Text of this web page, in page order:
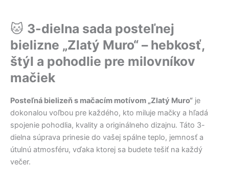
🐱 3-dielna sada posteľnej
bielizne „Zlatý Muro“ – hebkosť,
štýl a pohodlie pre milovníkov
mačiek
Posteľná bielizeň s mačacím motívom „Zlatý Muro“ je
dokonalou voľbou pre každého, kto miluje mačky a hľadá
spojenie pohodlia, kvality a originálneho dizajnu. Táto 3-
dielna súprava prinesie do vašej spálne teplo, jemnosť a
útulnú atmosféru, vďaka ktorej sa budete tešiť na každý
večer.